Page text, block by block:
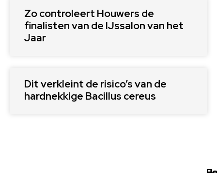
Zo controleert Houwers de
finalisten van de IJssalon van het
Jaar
Dit verkleint de risico’s van de
hardnekkige Bacillus cereus